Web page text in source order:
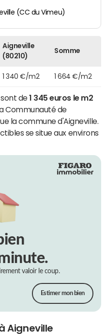
(CC du Vimeu)
Aigneville
(80210)
Somme
1 340 €/m2 1 664 €/m2
sont de1 345 euros le m2
Communauté de
la commune d'Aigneville.
se situe aux environs
valoir le coup.
Estimer mon bien
Aigneville